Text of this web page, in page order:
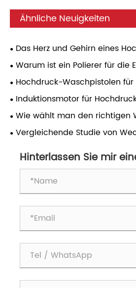
Ähnliche Neuigkeiten
Das Herz und Gehirn eines
Induktionsmotor und
Warum ist ein Polierer für die
professioneller Ergebnisse bei
Oberflächenbearbeitung
Hochdruck-Waschpistolen
Autoaufbereitung:
Gebrauch
Induktionsmotor für
Eine umfassende Analyse
Wie wählt man den richtigen
verschiedene Anwendungen
​Vergleichende Studie von
Arten von
Hinterlassen Sie mir